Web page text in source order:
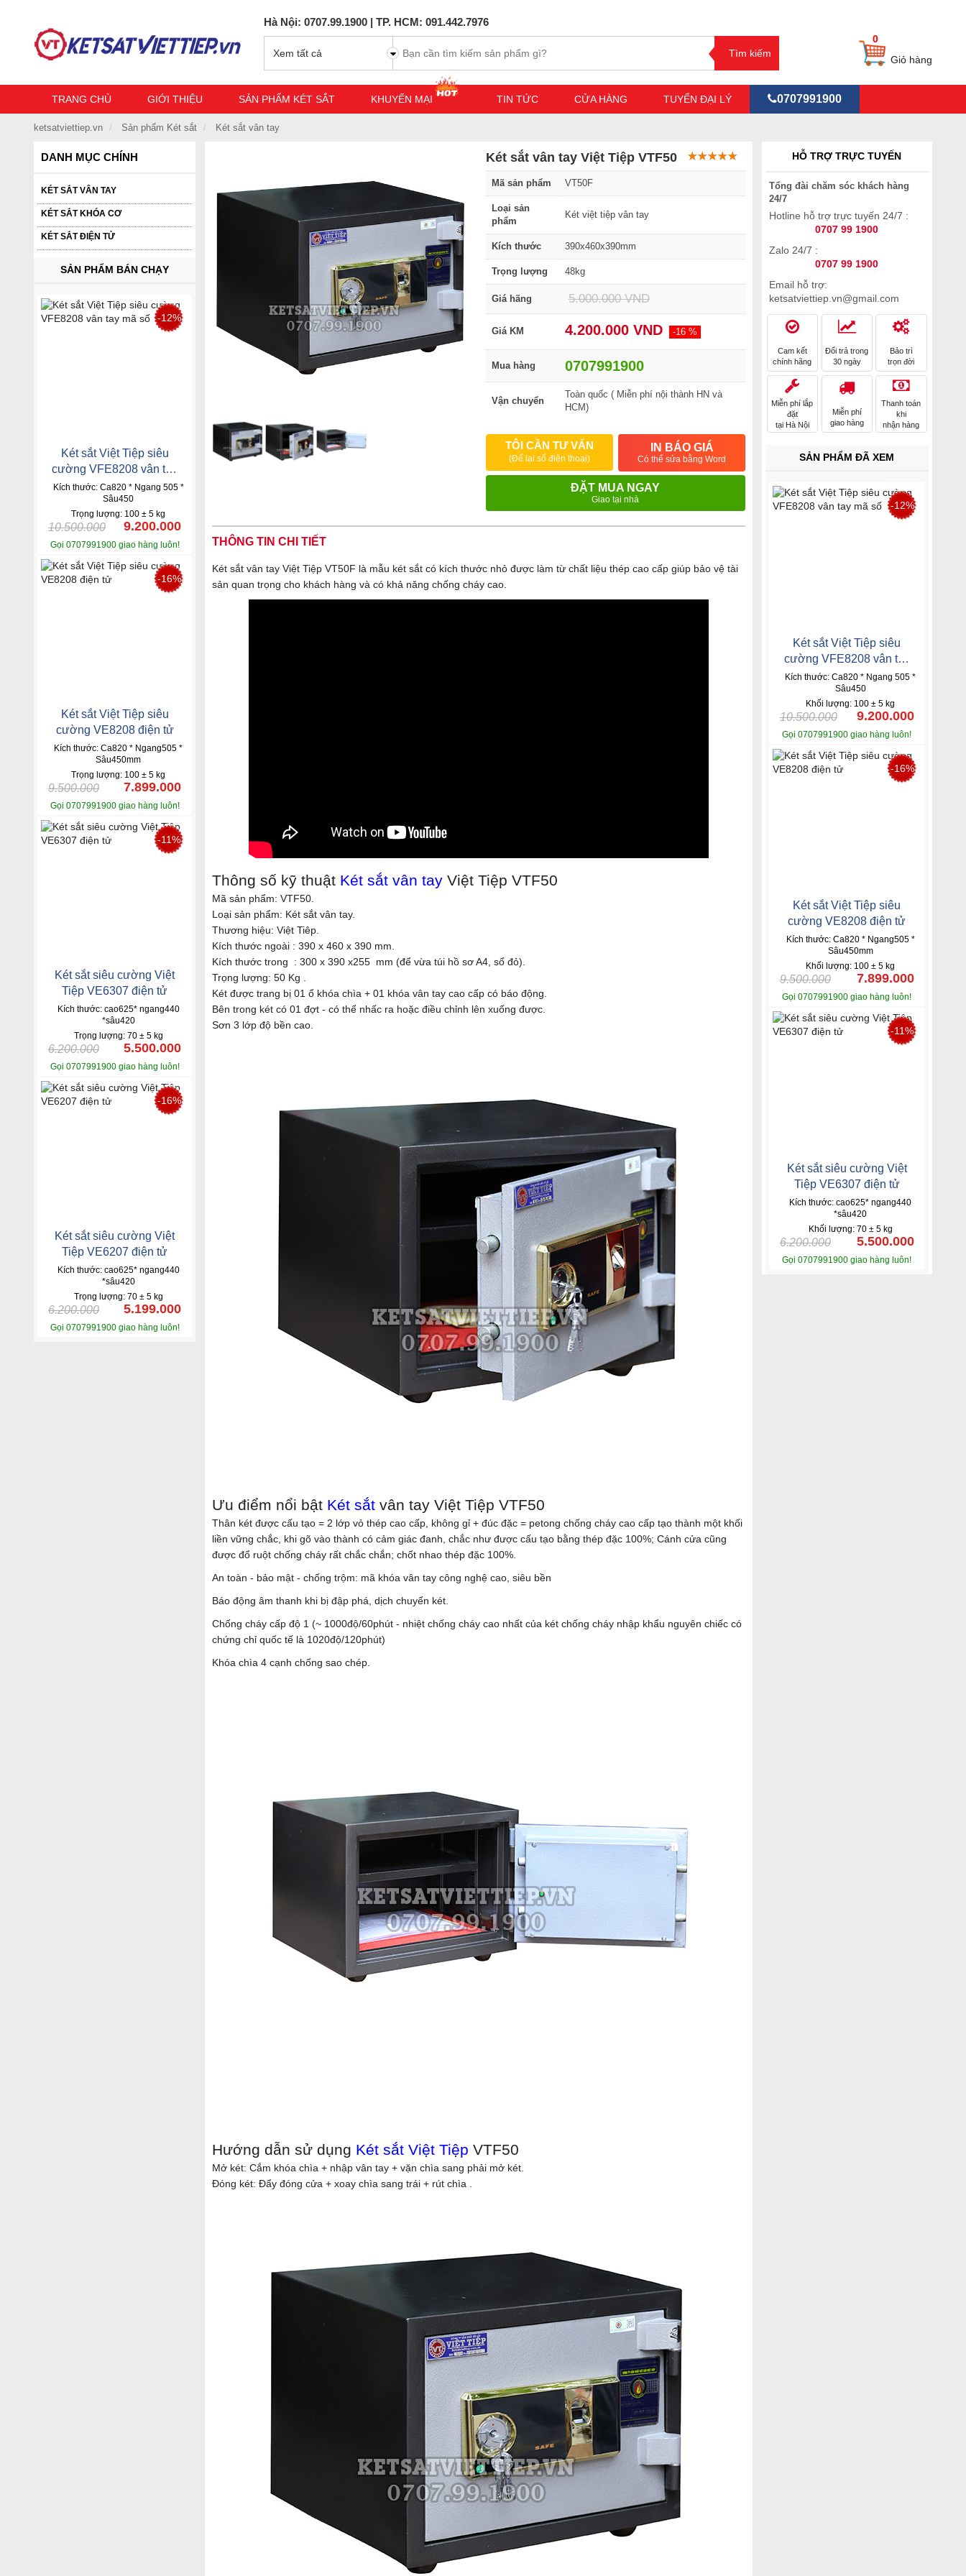
Hà Nội: 0707.99.1900 | TP. HCM: 091.442.7976
Xem tất cả
0
Giỏ hàng
TRANG CHỦ GIỚI THIỆU SẢN PHẨM KÉT SẮT KHUYẾN MẠI TIN TỨC CỬA HÀNG TUYỂN ĐẠI LÝ 0707991900
ketsatviettiep.vn Sản phẩm Két sắt Két sắt vân tay
DANH MỤC CHÍNH
KÉT SẮT VÂN TAY
KÉT SẮT KHÓA CƠ
KÉT SẮT ĐIỆN TỬ
SẢN PHẨM BÁN CHẠY
Két sắt Việt Tiệp siêu
cường VFE8208 vân tay
mã số
Kích thước: Ca820 * Ngang 505 *
Sâu450
Trọng lượng: 100 ± 5 kg
10.500.000
-12%
9.200.000
Gọi 0707991900 giao hàng luôn!
Két sắt Việt Tiệp siêu
cường VE8208 điện tử
Kích thước: Ca820 * Ngang505 *
Sâu450mm
Trọng lượng: 100 ± 5 kg
9.500.000
-16%
7.899.000
Gọi 0707991900 giao hàng luôn!
Két sắt siêu cường Việt
Tiệp VE6307 điện tử
Kích thước: cao625* ngang440
*sâu420
Trọng lượng: 70 ± 5 kg
6.200.000
-11%
5.500.000
Gọi 0707991900 giao hàng luôn!
Két sắt siêu cường Việt
Tiệp VE6207 điện tử
Kích thước: cao625* ngang440
*sâu420
Trọng lượng: 70 ± 5 kg
6.200.000
-16%
5.199.000
Gọi 0707991900 giao hàng luôn!
Két sắt vân tay Việt Tiệp VTF50
Mã sản phẩm VT50F
Loại sản
phẩm
Két việt tiệp vân tay
Kích thước 390x460x390mm
Trọng lượng 48kg
Giá hãng 5.000.000 VND
Giá KM 4.200.000 VND -16 %
Mua hàng 0707991900
Vận chuyển
Toàn quốc ( Miễn phí nội thành HN và
HCM)
TÔI CẦN TƯ VẤN
(Để lại số điện thoại)
IN BÁO GIÁ
Có thể sửa bằng Word
ĐẶT MUA NGAY
Giao tại nhà
THÔNG TIN CHI TIẾT
Két sắt vân tay Việt Tiệp VT50F là mẫu két sắt có kích thước nhỏ được làm từ chất liệu thép cao cấp giúp bảo vệ tài
sản quan trọng cho khách hàng và có khả năng chống cháy cao.
Thông số kỹ thuật Két sắt vân tayViệt Tiệp VTF50
Mã sản phẩm: VTF50.
Loại sản phẩm: Két sắt vân tay.
Thương hiệu: Việt Tiêp.
Kích thước ngoài : 390 x 460 x 390 mm.
Kích thước trong : 300 x 390 x255 mm (để vừa túi hồ sơ A4, sổ đỏ).
Trọng lượng: 50 Kg .
Két được trang bị 01 ổ khóa chìa + 01 khóa vân tay cao cấp có báo động.
Bên trong két có 01 đợt - có thể nhấc ra hoặc điều chỉnh lên xuống được.
Sơn 3 lớp độ bền cao.
Ưu điểm nổi bật Két sắtvân tay Việt Tiệp VTF50
Thân két được cấu tạo = 2 lớp vỏ thép cao cấp, không gỉ + đúc đặc = petong chống cháy cao cấp tạo thành một khối
liền vững chắc, khi gõ vào thành có cảm giác đanh, chắc như được cấu tạo bằng thép đặc 100%; Cánh cửa cũng
được đổ ruột chống cháy rất chắc chắn; chốt nhao thép đặc 100%.
An toàn - bảo mật - chống trộm: mã khóa vân tay công nghệ cao, siêu bền
Báo động âm thanh khi bị đập phá, dịch chuyển két.
Chống cháy cấp độ 1 (~ 1000độ/60phút - nhiệt chống cháy cao nhất của két chống cháy nhập khẩu nguyên chiếc có
chứng chỉ quốc tế là 1020độ/120phút)
Khóa chìa 4 cạnh chống sao chép.
Hướng dẫn sử dụng Két sắt Việt Tiệp VTF50
Mở két: Cắm khóa chìa + nhập vân tay + vặn chìa sang phải mở két.
Đóng két: Đẩy đóng cửa + xoay chìa sang trái + rút chìa .
HỖ TRỢ TRỰC TUYẾN
Tổng đài chăm sóc khách hàng
24/7
Hotline hỗ trợ trực tuyến 24/7 :
0707 99 1900
Zalo 24/7 :
0707 99 1900
Email hỗ trợ:
ketsatviettiep.vn@gmail.com
Cam kết
chính hãng
Đổi trả trong
30 ngày
Bảo trì
trọn đời
Miễn phí lắp
đặt
tại Hà Nội
Miễn phí
giao hàng
Thanh toán
khi
nhận hàng
SẢN PHẨM ĐÃ XEM
Két sắt Việt Tiệp siêu
cường VFE8208 vân tay
mã số
Kích thước: Ca820 * Ngang 505 *
Sâu450
Khối lượng: 100 ± 5 kg
10.500.000
-12%
9.200.000
Gọi 0707991900 giao hàng luôn!
Két sắt Việt Tiệp siêu
cường VE8208 điện tử
Kích thước: Ca820 * Ngang505 *
Sâu450mm
Khối lượng: 100 ± 5 kg
9.500.000
-16%
7.899.000
Gọi 0707991900 giao hàng luôn!
Két sắt siêu cường Việt
Tiệp VE6307 điện tử
Kích thước: cao625* ngang440
*sâu420
Khối lượng: 70 ± 5 kg
6.200.000
-11%
5.500.000
Gọi 0707991900 giao hàng luôn!